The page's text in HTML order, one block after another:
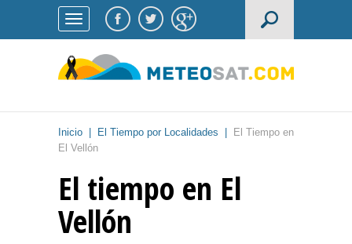
Inicio El Tiempo por Localidades
El Tiempo en
El Vellón
El tiempo en El
Vellón